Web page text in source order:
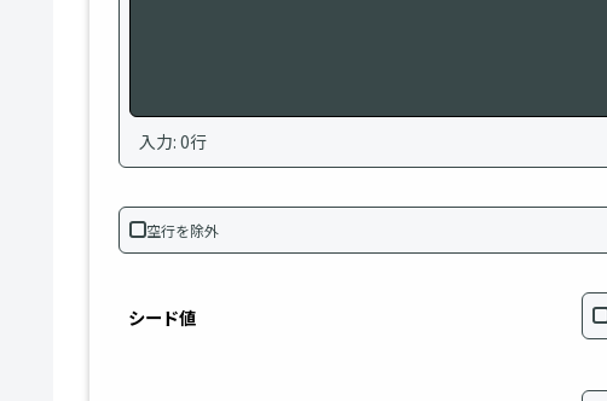
入力: 0行
空行を除外
シード値